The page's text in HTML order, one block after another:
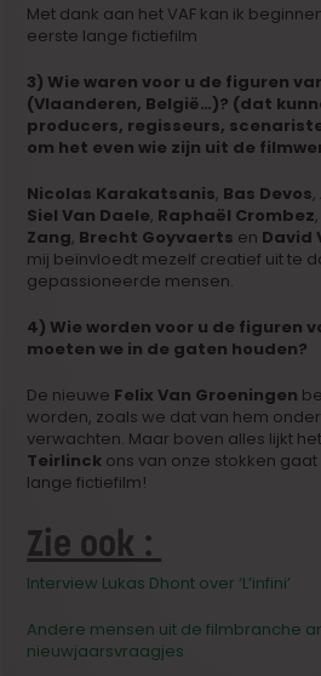
Met dank aan het VAF kan ik
eerste lange fictiefilm
3) Wie waren voor u de figuren
(Vlaanderen, België…)? (dat
producers, regisseurs,
om het even wie zijn uit de
Nicolas Karakatsanis, Bas Devos,
Siel Van Daele, Raphaël Crombez,
Zang, Brecht Goyvaerts en David
mij beïnvloedt mezelf creatief uit te
gepassioneerde mensen.
4) Wie worden voor u de figuren
moeten we in de gaten houden?
De nieuwe Felix Van Groeningen
worden, zoals we dat van hem
verwachten. Maar boven alles lijkt
Teirlinck ons van onze stokken
lange fictiefilm!
Zie ook :
Interview Lukas Dhont over ‘L’infini’
Andere mensen uit de filmbranche
nieuwjaarsvraagjes